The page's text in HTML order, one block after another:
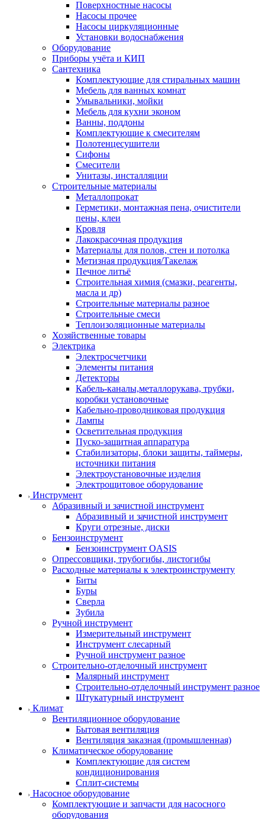
Поверхностные насосы
Насосы прочее
Насосы циркуляционные
Установки водоснабжения
Оборудование
Приборы учёта и КИП
Сантехника
Комплектующие для стиральных машин
Мебель для ванных комнат
Умывальники, мойки
Мебель для кухни эконом
Ванны, поддоны
Комплектующие к смесителям
Полотенцесушители
Сифоны
Смесители
Унитазы, инсталляции
Строительные материалы
Металлопрокат
Герметики, монтажная пена, очистители
пены, клеи
Кровля
Лакокрасочная продукция
Материалы для полов, стен и потолка
Метизная продукция/Такелаж
Печное литьё
Строительная химия (смазки, реагенты,
масла и др)
Строительные материалы разное
Строительные смеси
Теплоизоляционные материалы
Хозяйственные товары
Электрика
Электросчетчики
Элементы питания
Детекторы
Кабель-каналы,металлорукава, трубки,
коробки установочные
Кабельно-проводниковая продукция
Лампы
Осветительная продукция
Пуско-защитная аппаратура
Стабилизаторы, блоки защиты, таймеры,
источники питания
Электроустановочные изделия
Электрощитовое оборудование
Инструмент
Абразивный и зачистной инструмент
Абразивный и зачистной инструмент
Круги отрезные, диски
Бензоинструмент
Бензоинструмент OASIS
Опрессовщики, трубогибы, листогибы
Расходные материалы к электроинструменту
Биты
Буры
Сверла
Зубила
Ручной инструмент
Измерительный инструмент
Инструмент слесарный
Ручной инструмент разное
Строительно-отделочный инструмент
Малярный инструмент
Строительно-отделочный инструмент разное
Штукатурный инструмент
Климат
Вентиляционное оборудование
Бытовая вентиляция
Вентиляция заказная (промышленная)
Климатическое оборудование
Комплектующие для систем
кондиционирования
Сплит-системы
Насосное оборудование
Комплектующие и запчасти для насосного
оборудования